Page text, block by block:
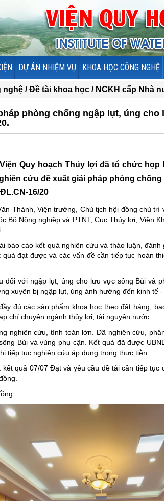
DỰ ÁN NHIỆM VỤ KHOA HỌC CÔNG NGHỆ
nghệ /Đề tài khoa học / NCKH cấp Nhà
phòng chống ngập lụt, úng
Viện Quy hoạch Thủy lợi đã tổ chức
cứu đề xuất giải pháp phòng
16/20
Thành, Viện trưởng, Chủ tịch hội đồng chủ trì
Bộ Nông nghiệp và PTNT, Cục Thủy lợi, Viện
báo cáo kết quả nghiên cứu và thảo luận,
đạt được và các vấn đề cần tiếp tục hoàn
đối với ngập lụt, úng cho lưu vực sông Bùi và
xuyên bị ngập lụt, úng ảnh hưởng đến kinh tế -
đủ các sản phẩm khoa học theo đặt hàng,
chí chuyên ngành thủy lợi, tài nguyên nước.
nghiên cứu, tính toán lớn. Đã nghiên cứu,
Bùi và vùng phụ cận. Kết quả đã được
tiếp tục nghiên cứu áp dụng trong thực tiễn.
quả 07/07 Đạt và yêu cầu đề tài cần tiếp tục